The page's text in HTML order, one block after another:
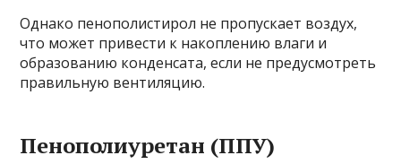
Однако пенополистирол не пропускает воздух,
что может привести к накоплению влаги и
образованию конденсата, если не предусмотреть
правильную вентиляцию.
Пенополиуретан (ППУ)